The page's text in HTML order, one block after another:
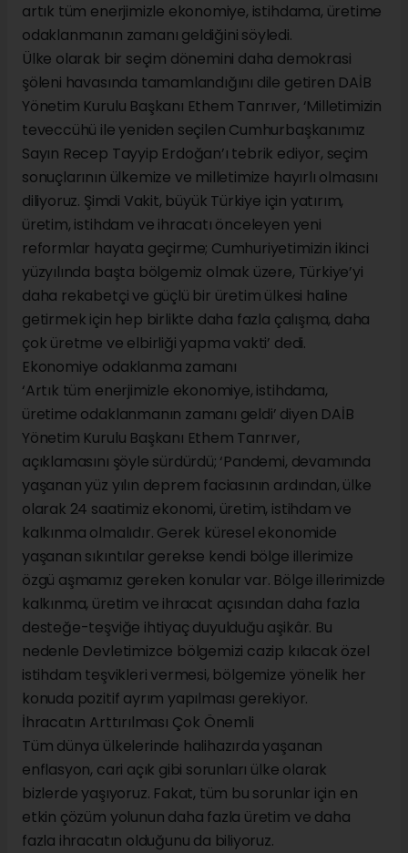
artık tüm enerjimizle ekonomiye, istihdama, üretime
odaklanmanın zamanı geldiğini söyledi.
Ülke olarak bir seçim dönemini daha demokrasi
şöleni havasında tamamlandığını dile getiren DAİB
Yönetim Kurulu Başkanı Ethem Tanrıver, ‘Milletimizin
teveccühü ile yeniden seçilen Cumhurbaşkanımız
Sayın Recep Tayyip Erdoğan’ı tebrik ediyor, seçim
sonuçlarının ülkemize ve milletimize hayırlı olmasını
diliyoruz. Şimdi Vakit, büyük Türkiye için yatırım,
üretim, istihdam ve ihracatı önceleyen yeni
reformlar hayata geçirme; Cumhuriyetimizin ikinci
yüzyılında başta bölgemiz olmak üzere, Türkiye’yi
daha rekabetçi ve güçlü bir üretim ülkesi haline
getirmek için hep birlikte daha fazla çalışma, daha
çok üretme ve elbirliği yapma vakti’ dedi.
Ekonomiye odaklanma zamanı
‘Artık tüm enerjimizle ekonomiye, istihdama,
üretime odaklanmanın zamanı geldi’ diyen DAİB
Yönetim Kurulu Başkanı Ethem Tanrıver,
açıklamasını şöyle sürdürdü; ‘Pandemi, devamında
yaşanan yüz yılın deprem faciasının ardından, ülke
olarak 24 saatimiz ekonomi, üretim, istihdam ve
kalkınma olmalıdır. Gerek küresel ekonomide
yaşanan sıkıntılar gerekse kendi bölge illerimize
özgü aşmamız gereken konular var. Bölge illerimizde
kalkınma, üretim ve ihracat açısından daha fazla
desteğe-teşviğe ihtiyaç duyulduğu aşikâr. Bu
nedenle Devletimizce bölgemizi cazip kılacak özel
istihdam teşvikleri vermesi, bölgemize yönelik her
konuda pozitif ayrım yapılması gerekiyor.
İhracatın Arttırılması Çok Önemli
Tüm dünya ülkelerinde halihazırda yaşanan
enflasyon, cari açık gibi sorunları ülke olarak
bizlerde yaşıyoruz. Fakat, tüm bu sorunlar için en
etkin çözüm yolunun daha fazla üretim ve daha
fazla ihracatın olduğunu da biliyoruz.